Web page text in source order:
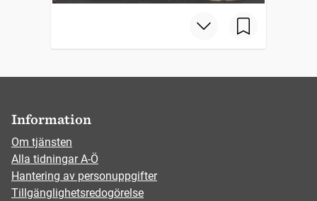
Information
Om tjänsten
Alla tidningar A-Ö
Hantering av personuppgifter
Tillgänglighetsredogörelse